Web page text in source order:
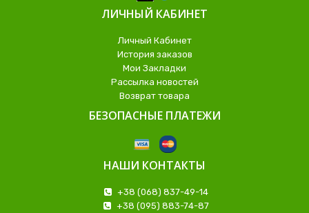
ЛИЧНЫЙ КАБИНЕТ
Личный Кабинет
История заказов
Мои Закладки
Рассылка новостей
Возврат товара
БЕЗОПАСНЫЕ ПЛАТЕЖИ
НАШИ КОНТАКТЫ
+38 (068) 837-49-14
+38 (095) 883-74-87